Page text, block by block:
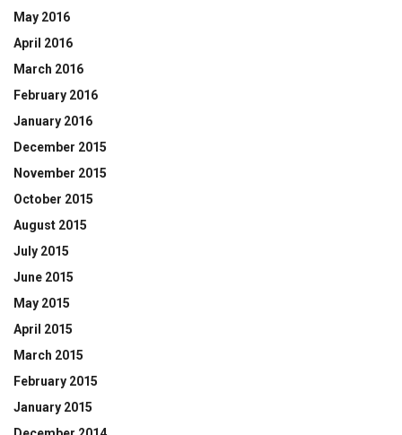
May 2016
April 2016
March 2016
February 2016
January 2016
December 2015
November 2015
October 2015
August 2015
July 2015
June 2015
May 2015
April 2015
March 2015
February 2015
January 2015